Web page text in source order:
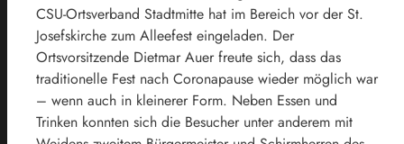
CSU-Ortsverband Stadtmitte hat im Bereich vor der St.
Josefskirche zum Alleefest eingeladen. Der
Ortsvorsitzende Dietmar Auer freute sich, dass das
traditionelle Fest nach Coronapause wieder möglich war
– wenn auch in kleinerer Form. Neben Essen und
Trinken konnten sich die Besucher unter anderem mit